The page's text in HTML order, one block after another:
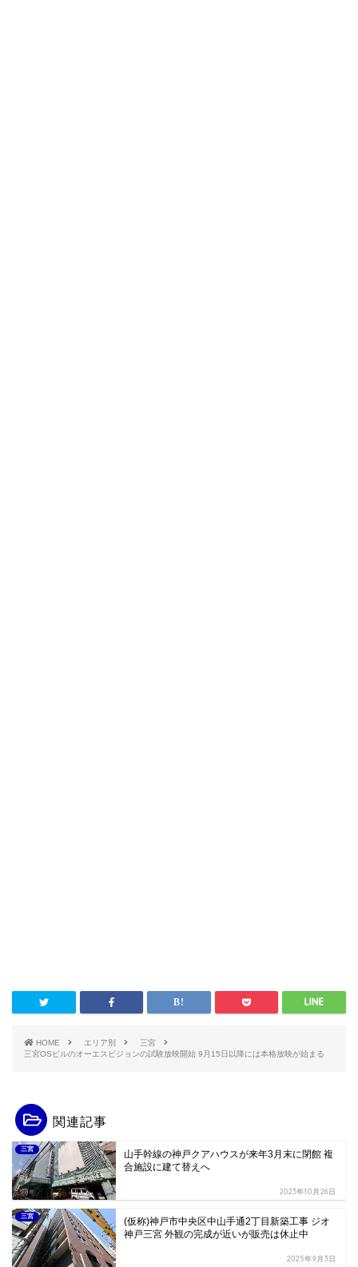
HOME エリア別
三宮
三宮OSビルのオーエスビジョンの試験放映開始 9月15日以降には本格放映が始まる
関連記事
三宮
山手幹線の神戸クアハウスが来年3月末に閉館 複
合施設に建て替えへ
2023年10月26日
三宮
(仮称)神戸市中央区中山手通2丁目新築工事 ジオ
神戸三宮 外観の完成が近いが販売は休止中
2025年9月3日